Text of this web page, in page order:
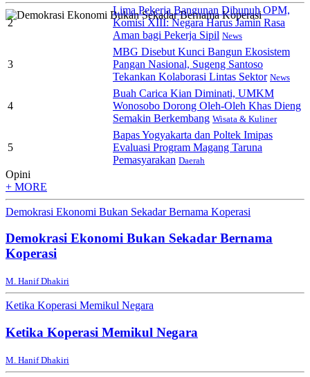
2
Lima Pekerja Bangunan Dibunuh OPM,
Komisi XIII: Negara Harus Jamin Rasa
Aman bagi Pekerja Sipil News
3
MBG Disebut Kunci Bangun Ekosistem
Pangan Nasional, Sugeng Santoso
Tekankan Kolaborasi Lintas Sektor News
4
Buah Carica Kian Diminati, UMKM
Wonosobo Dorong Oleh-Oleh Khas Dieng
Semakin Berkembang Wisata & Kuliner
5
Bapas Yogyakarta dan Poltek Imipas
Evaluasi Program Magang Taruna
Pemasyarakan Daerah
Opini
+ MORE
Demokrasi Ekonomi Bukan Sekadar Bernama Koperasi
Demokrasi Ekonomi Bukan Sekadar Bernama
Koperasi
M. Hanif Dhakiri
Ketika Koperasi Memikul Negara
Ketika Koperasi Memikul Negara
M. Hanif Dhakiri